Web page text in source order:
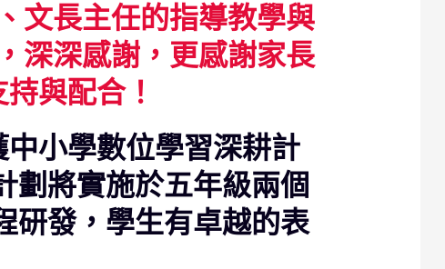
文長主任的指導教學與
深深感謝，更感謝家長
與配合！
小學數位學習深耕計
劃將實施於五年級兩個
研發，學生有卓越的表